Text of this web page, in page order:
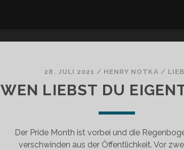
28. JULI 2021 / HENRY NOTKA /
WEN LIEBST DU
Der Pride Month ist vorbei und die
verschwinden aus der Öffentlichkeit. Vor